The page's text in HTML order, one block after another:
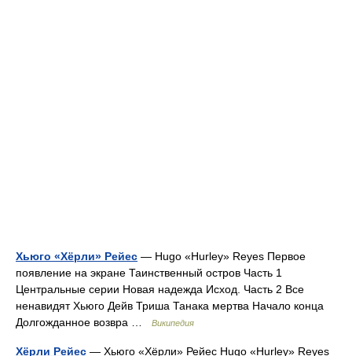
Хьюго «Хёрли» Рейес — Hugo «Hurley» Reyes Первое
появление на экране Таинственный остров Часть 1
Центральные серии Новая надежда Исход. Часть 2 Все
ненавидят Хьюго Дейв Триша Танака мертва Начало конца
Долгожданное возвра …
Википедия
Хёрли Рейес — Хьюго «Хёрли» Рейес Hugo «Hurley» Reyes